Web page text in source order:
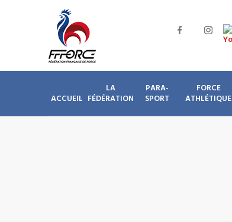
ACCUEIL
LA
FÉDÉRATION
PARA-
SPORT
FORCE
ATHLÉTIQUE